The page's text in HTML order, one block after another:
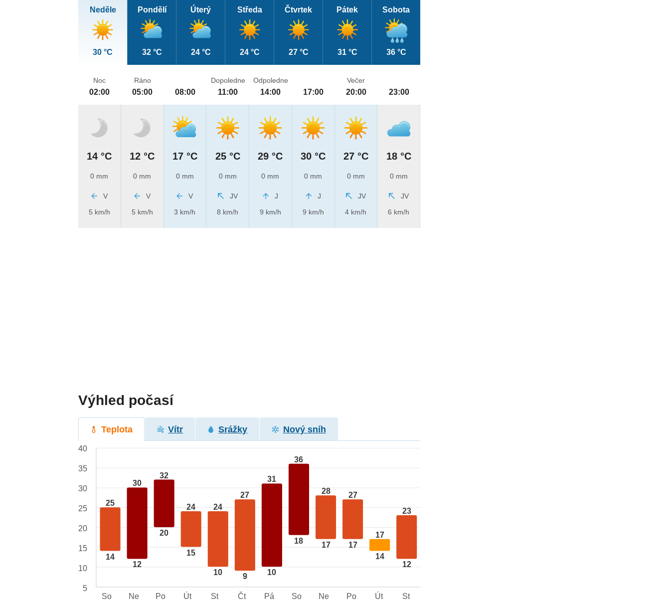
Neděle
30 °C
Pondělí
32 °C
Úterý
24 °C
Středa
24 °C
Čtvrtek
27 °C
Pátek
31 °C
Sobota
36 °C
Noc
02:00
14 °C
0 mm
V
5 km/h
Ráno
05:00
12 °C
0 mm
V
5 km/h
08:00
17 °C
0 mm
V
3 km/h
Dopoledne
11:00
25 °C
0 mm
JV
8 km/h
Odpoledne
14:00
29 °C
0 mm
J
9 km/h
17:00
30 °C
0 mm
J
9 km/h
Večer
20:00
27 °C
0 mm
JV
4 km/h
23:00
18 °C
0 mm
JV
6 km/h
Výhled počasí
Teplota Vítr Srážky Nový sníh
25
14
30
12
32
20
24
15
24
10
27
9
31
10
36
18
28
17
27
17
17
14
23
12
40
35
30
25
20
15
10
5
So
Ne Po Út St Čt Pá So Ne Po Út St